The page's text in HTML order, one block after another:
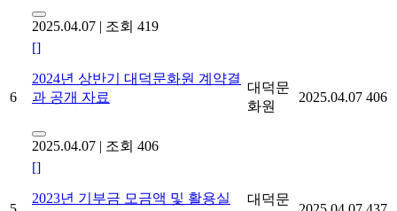
2025.04.07 | 조회 419
6
[]
2024년 상반기 대덕문화원 계약결
과 공개 자료
2025.04.07 | 조회 406
대덕문
화원
2025.04.07 406
[]
2023년 기부금 모금액 및 활용실
대덕문